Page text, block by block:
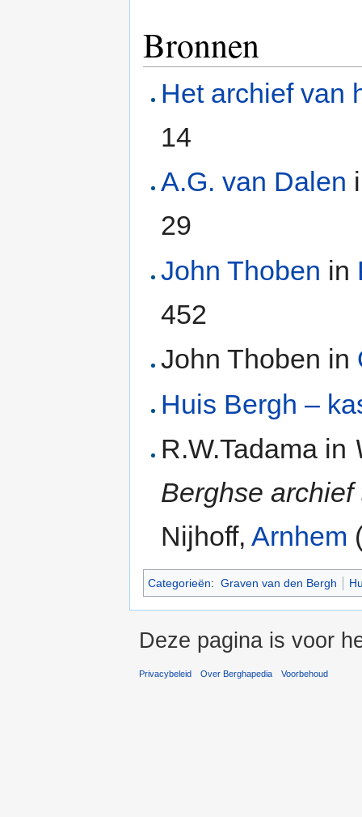
Bronnen
Het archief van
14
A.G. van Dalen
29
John Thoben in
452
John Thoben in
Huis Bergh –
R.W.Tadama in
Berghse
Nijhoff,Arnhem
Categorieën: Graven van den Bergh
Deze pagina is voor
Privacybeleid Over Berghapedia Voorbehoud